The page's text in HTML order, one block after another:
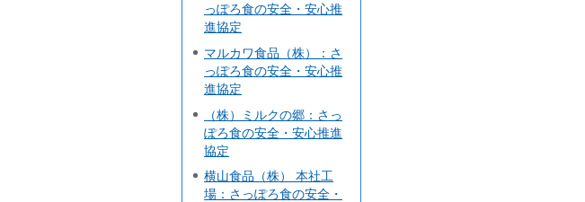
っぽろ食の安全・安心推
進協定
マルカワ食品（株）：さ
っぽろ食の安全・安心推
進協定
（株）ミルクの郷：さっ
ぽろ食の安全・安心推進
協定
横山食品（株） 本社工
場：さっぽろ食の安全・